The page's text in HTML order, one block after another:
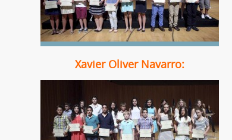
Xavier Oliver Navarro: